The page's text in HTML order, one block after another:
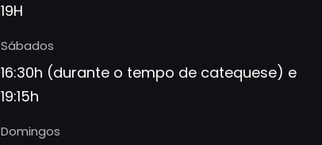
19H
Sábados
16:30h (durante o tempo de catequese) e
19:15h
Domingos